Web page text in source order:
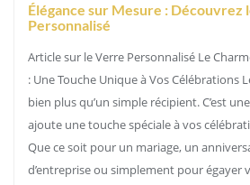
Élégance sur Mesure : Découvrez
Personnalisé
Article sur le Verre Personnalisé Le
: Une Touche Unique à Vos Célébrations
bien plus qu’un simple récipient. C’est
ajoute une touche spéciale à vos
Que ce soit pour un mariage, un
d’entreprise ou simplement pour égayer